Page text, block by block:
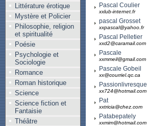
Littérature érotique
Mystère et Policier
Philosophie, religion
et spiritualité
Poésie
Psychologie et
Sociologie
Romance
Roman historique
Science
Science fiction et
Fantaisie
Théâtre
Pascal Coulier
xxlub-internet.fr
pascal Grosset
xxpascal@yahoo.fr
Pascal Pelletier
xxd2@caramail.com
Pascale
xxmmeil@gmail.com
Pascale Gobeil
xx@courriel.qc.ca
Passionlivresque
xx724@hotmail.com
Pat
xxtricia@chez.com
Patabepately
xxmim@hotmail.com